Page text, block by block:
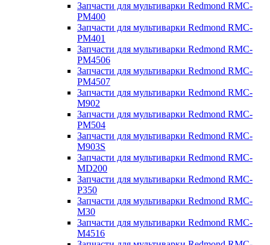
Запчасти для мультиварки Redmond RMC-
PM400
Запчасти для мультиварки Redmond RMC-
PM401
Запчасти для мультиварки Redmond RMC-
PM4506
Запчасти для мультиварки Redmond RMC-
PM4507
Запчасти для мультиварки Redmond RMC-
M902
Запчасти для мультиварки Redmond RMC-
PM504
Запчасти для мультиварки Redmond RMC-
M903S
Запчасти для мультиварки Redmond RMC-
MD200
Запчасти для мультиварки Redmond RMC-
P350
Запчасти для мультиварки Redmond RMC-
M30
Запчасти для мультиварки Redmond RMC-
M4516